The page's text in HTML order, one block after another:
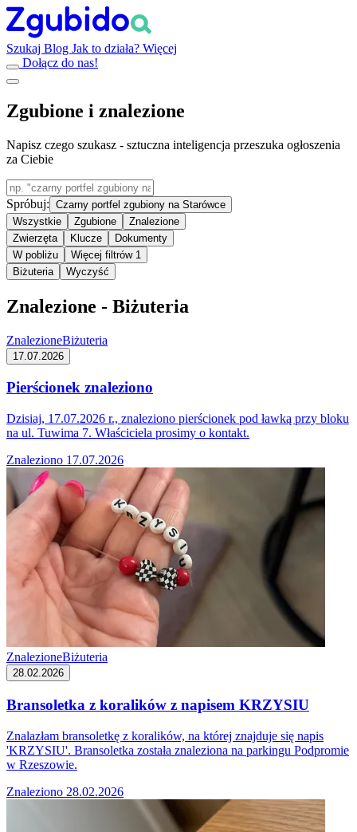
Szukaj Blog Jak to działa? Więcej
Dołącz do nas!
Zgubione i znalezione
Napisz czego szukasz - sztuczna inteligencja przeszuka ogłoszenia
za Ciebie
Spróbuj: Czarny portfel zgubiony na Starówce
Wszystkie
Zgubione
Znalezione
Zwierzęta
Klucze
Dokumenty
W pobliżu
Więcej filtrów 1
Biżuteria
Wyczyść
Znalezione - Biżuteria
ZnalezioneBiżuteria
17.07.2026
Pierścionek znaleziono
Dzisiaj, 17.07.2026 r., znaleziono pierścionek pod ławką przy bloku
na ul. Tuwima 7. Właściciela prosimy o kontakt.
Znaleziono 17.07.2026
ZnalezioneBiżuteria
28.02.2026
Bransoletka z koralików z napisem KRZYSIU
Znalazłam bransoletkę z koralików, na której znajduje się napis
'KRZYSIU'. Bransoletka została znaleziona na parkingu Podpromie
w Rzeszowie.
Znaleziono 28.02.2026